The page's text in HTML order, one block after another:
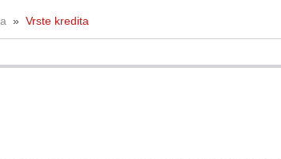
» Vrste kredita